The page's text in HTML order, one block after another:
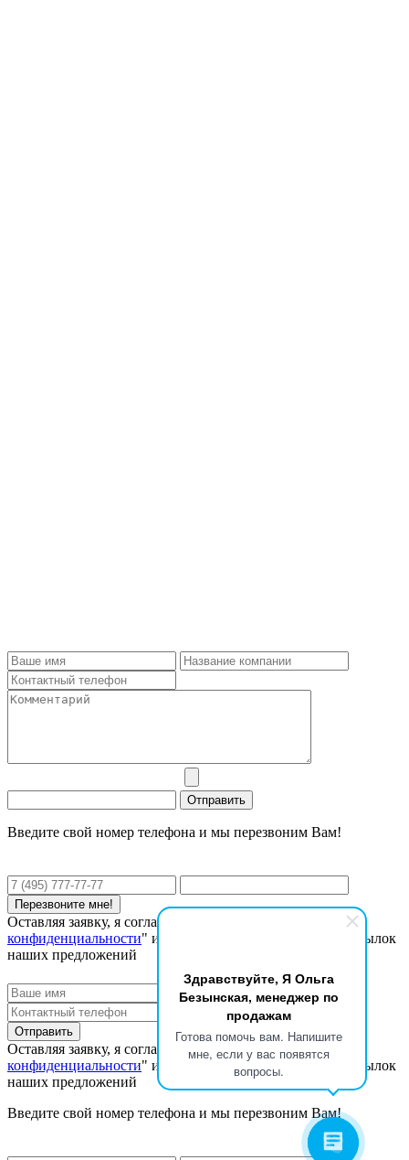
Здравствуйте, Я Ольга
Безынская, менеджер по
продажам
Готова помочь вам. Напишите
мне, если у вас появятся
вопросы.
Введите свой номер телефона и мы перезвоним Вам!
Оставляя заявку, я соглашаюсь с "
конфиденциальности" и даю согласие на получение рассылок
наших предложений
Оставляя заявку, я соглашаюсь с "Политикой
конфиденциальности" и даю согласие на получение рассылок
наших предложений
Введите свой номер телефона и мы перезвоним Вам!